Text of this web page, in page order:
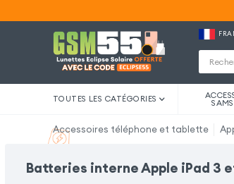
TOUTES LES CATÉGORIES
Accessoires téléphone et tablette
Batteries interne Apple iPad 3